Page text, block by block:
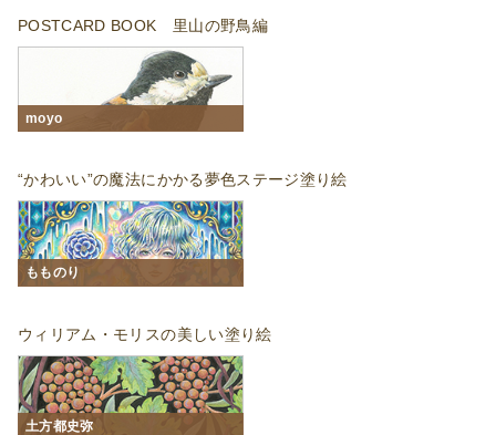
POSTCARD BOOK 里山の野鳥編
moyo
“かわいい”の魔法にかかる夢色ステージ塗り絵
もものり
ウィリアム・モリスの美しい塗り絵
土方都史弥